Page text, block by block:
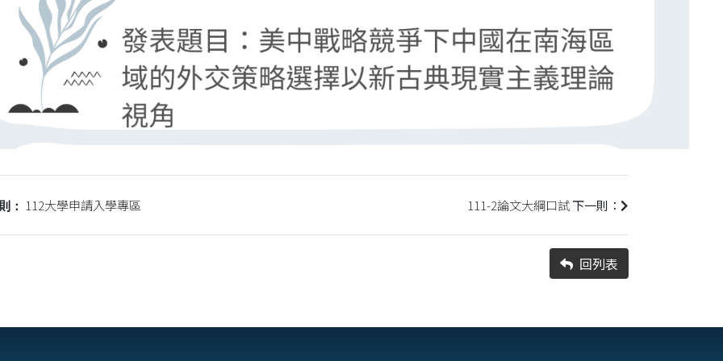
： 112大學申請入學專區 111-2論文大綱口試下一則：
回列表